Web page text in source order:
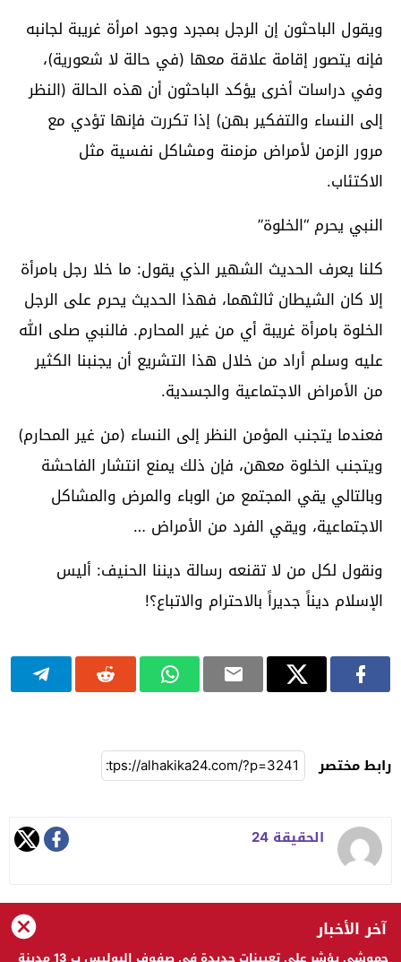
ويقول الباحثون إن الرجل بمجرد وجود امرأة غريبة لجانبه
فإنه يتصور إقامة علاقة معها (في حالة لا شعورية)،
وفي دراسات أخرى يؤكد الباحثون أن هذه الحالة (النظر
إلى النساء والتفكير بهن) إذا تكررت فإنها تؤدي مع
مرور الزمن لأمراض مزمنة ومشاكل نفسية مثل
الاكتئاب.
النبي يحرم “الخلوة”
كلنا يعرف الحديث الشهير الذي يقول: ما خلا رجل بامرأة
إلا كان الشيطان ثالثهما، فهذا الحديث يحرم على الرجل
الخلوة بامرأة غريبة أي من غير المحارم. فالنبي صلى الله
عليه وسلم أراد من خلال هذا التشريع أن يجنبنا الكثير
من الأمراض الاجتماعية والجسدية.
فعندما يتجنب المؤمن النظر إلى النساء (من غير المحارم)
ويتجنب الخلوة معهن، فإن ذلك يمنع انتشار الفاحشة
وبالتالي يقي المجتمع من الوباء والمرض والمشاكل
الاجتماعية، ويقي الفرد من الأمراض …
ونقول لكل من لا تقنعه رسالة ديننا الحنيف: أليس
الإسلام ديناً جديراً بالاحترام والاتباع؟!
رابط مختصر
الحقيقة 24
الحقيقة 24 © 2023 جميع الحقوق محفوظة
آخر الأخبار